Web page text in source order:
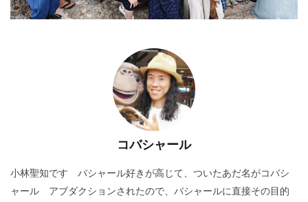
コバシャール
小林聖知です バシャール好きが高じて、ついたあだ名がコバシ
ャール アブダクションされたので、バシャールに直接その目的